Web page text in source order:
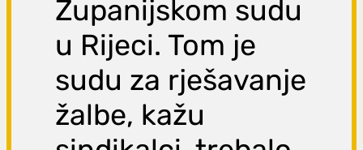
Županijskom sudu
u Rijeci. Tom je
sudu za rješavanje
žalbe, kažu